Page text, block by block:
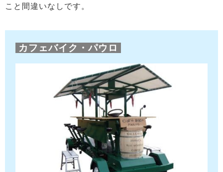
こと間違いなしです。
カフェバイク・パウロ